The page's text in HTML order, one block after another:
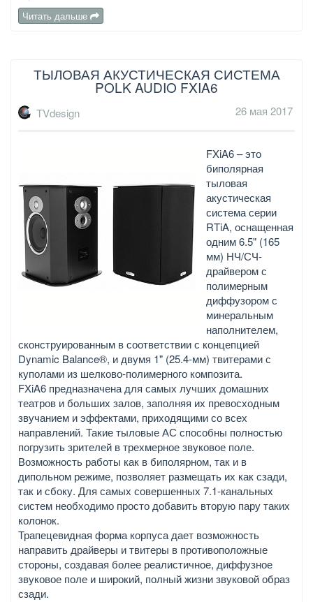
Читать дальше
ТЫЛОВАЯ АКУСТИЧЕСКАЯ СИСТЕМА
POLK AUDIO FXIA6
TVdesign 26 мая 2017
FXiA6 – это
биполярная
тыловая
акустическая
система серии
RTiA, оснащенная
одним 6.5" (165
мм) НЧ/СЧ-
драйвером с
полимерным
диффузором с
минеральным
наполнителем,
сконструированным в соответствии с концепцией
Dynamic Balance®, и двумя 1" (25.4-мм) твитерами с
куполами из шелково-полимерного композита.
FXiA6 предназначена для самых лучших домашних
театров и больших залов, заполняя их превосходным
звучанием и эффектами, приходящими со всех
направлений. Такие тыловые АС способны полностью
погрузить зрителей в трехмерное звуковое поле.
Возможность работы как в биполярном, так и в
дипольном режиме, позволяет размещать их как сзади,
так и сбоку. Для самых совершенных 7.1-канальных
систем необходимо просто добавить вторую пару таких
колонок.
Трапецевидная форма корпуса дает возможность
направить драйверы и твитеры в противоположные
стороны, создавая более реалистичное, диффузное
звуковое поле и широкий, полный жизни звуковой образ
сзади.